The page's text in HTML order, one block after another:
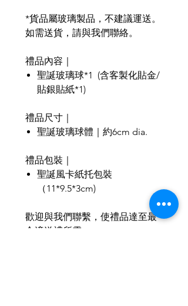
*貨品屬玻璃製品，不建議運送。
如需送貨，請與我們聯絡。
禮品內容｜
聖誕玻璃球*1 (含客製化貼金/
貼銀貼紙*1)
禮品尺寸｜
聖誕玻璃球體｜約6cm dia.
禮品包裝｜
聖誕風卡紙托包裝
（11*9.5*3cm)
歡迎與我們聯繫，使禮品達至最
合適送禮所需。